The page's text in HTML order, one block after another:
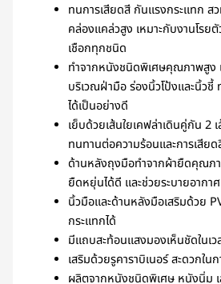
ทนการเสียดสี กันแรงกระแทก ส
คล่องแคล่วสูง เหมาะกับงานโรย
เชือกทุกชนิด
ทำจากหนังชนิดพิเศษคุณภาพสูง
บริเวณฝ่ามือ ร่องนิ้วโป้งและนิ้ว
ได้เป็นอย่างดี
เย็บด้วยเส้นใยเคฟล่าเดินคู่กัน 2
ทนทานต่อความร้อนและการเสียด
ด้านหลังถุงมือทำจากผ้ายืดคุณภ
ยืดหยุ่นได้ดี และช่วยระบายอากาศ
นิ้วมือและด้านหลังมือเสริมด้วย
กระแทกได้
มีแถบสะท้อนแสงมองเห็นชัดในเ
เสริมด้วยรูคาราบิเนอร์ สะดวกใน
ผลิตจากหนังชนิดพิเศษ หนังนิ่ม